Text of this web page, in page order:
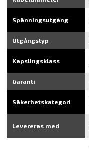
Spänningsutgång
Utgångstyp
Kapslingsklass
Garanti
Säkerhetskategori
Levereras med